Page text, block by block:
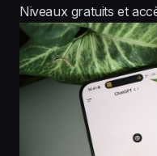
Niveaux gratuits et